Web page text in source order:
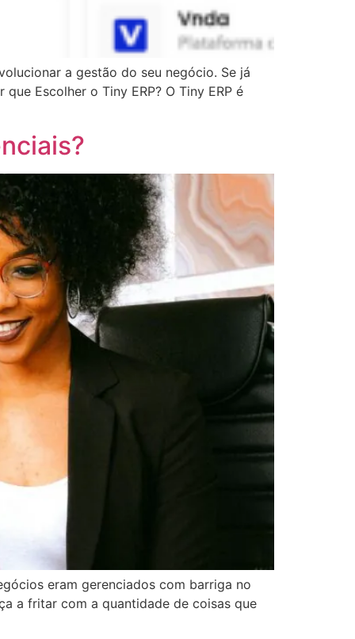
a gestão do seu negócio. Se já
Escolher o Tiny ERP? O Tiny ERP é
eram gerenciados com barriga no
a fritar com a quantidade de coisas que